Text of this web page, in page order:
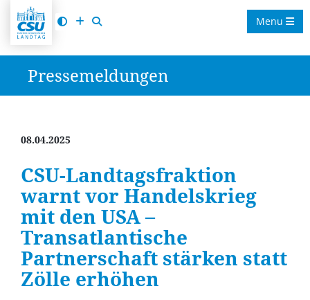
Menu
Pressemeldungen
08.04.2025
CSU-Landtagsfraktion
warnt vor Handelskrieg
mit den USA –
Transatlantische
Partnerschaft stärken statt
Zölle erhöhen